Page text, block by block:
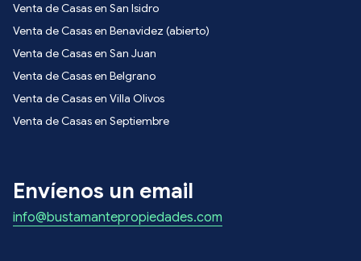
Venta de Casas en San Isidro
Venta de Casas en Benavidez (abierto)
Venta de Casas en San Juan
Venta de Casas en Belgrano
Venta de Casas en Villa Olivos
Venta de Casas en Septiembre
Envíenos un email
info@bustamantepropiedades.com